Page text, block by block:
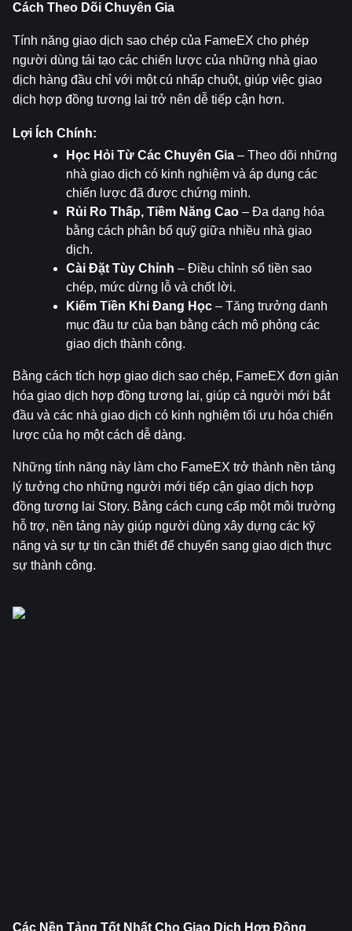
Cách Theo Dõi Chuyên Gia
Tính năng giao dịch sao chép của FameEX cho phép
người dùng tái tạo các chiến lược của những nhà giao
dịch hàng đầu chỉ với một cú nhấp chuột, giúp việc giao
dịch hợp đồng tương lai trở nên dễ tiếp cận hơn.
Lợi Ích Chính:
Học Hỏi Từ Các Chuyên Gia – Theo dõi những
nhà giao dịch có kinh nghiệm và áp dụng các
chiến lược đã được chứng minh.
Rủi Ro Thấp, Tiềm Năng Cao – Đa dạng hóa
bằng cách phân bổ quỹ giữa nhiều nhà giao
dịch.
Cài Đặt Tùy Chỉnh – Điều chỉnh số tiền sao
chép, mức dừng lỗ và chốt lời.
Kiếm Tiền Khi Đang Học – Tăng trưởng danh
mục đầu tư của bạn bằng cách mô phỏng các
giao dịch thành công.
Bằng cách tích hợp giao dịch sao chép, FameEX đơn giản
hóa giao dịch hợp đồng tương lai, giúp cả người mới bắt
đầu và các nhà giao dịch có kinh nghiệm tối ưu hóa chiến
lược của họ một cách dễ dàng.
Những tính năng này làm cho FameEX trở thành nền tảng
lý tưởng cho những người mới tiếp cận giao dịch hợp
đồng tương lai Story. Bằng cách cung cấp một môi trường
hỗ trợ, nền tảng này giúp người dùng xây dựng các kỹ
năng và sự tự tin cần thiết để chuyển sang giao dịch thực
sự thành công.
Các Nền Tảng Tốt Nhất Cho Giao Dịch Hợp Đồng